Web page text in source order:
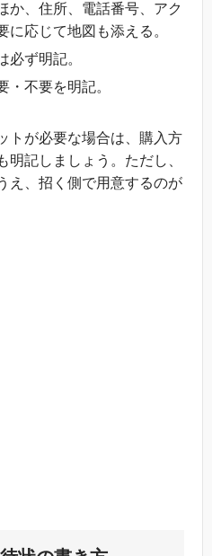
か、住所、電話番号、アク
に応じて地図も添える。
必ず明記。
・不要を明記。
トが必要な場合は、購入方
記しましょう。ただし、
え、招く側で用意するのが